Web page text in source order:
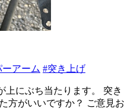
アーム #突き上げ
上にぶち当たります。 突き
方がいいですか？ ご意見お